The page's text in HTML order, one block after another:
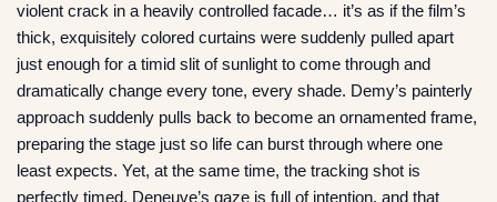
violent crack in a heavily controlled facade… it’s as if the film’s
thick, exquisitely colored curtains were suddenly pulled apart
just enough for a timid slit of sunlight to come through and
dramatically change every tone, every shade. Demy’s painterly
approach suddenly pulls back to become an ornamented frame,
preparing the stage just so life can burst through where one
least expects. Yet, at the same time, the tracking shot is
perfectly timed, Deneuve’s gaze is full of intention, and that